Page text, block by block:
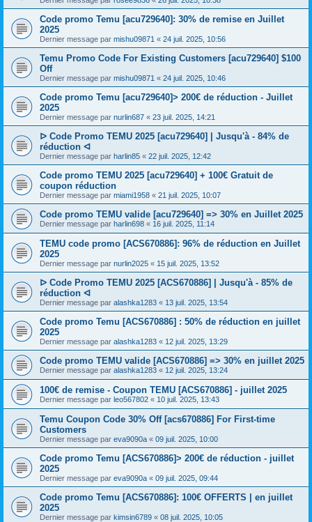
Code promo Temu [acu729640]: 30% de remise en Juillet
2025
Dernier message par mishu09871 « 24 juil. 2025, 10:56
Temu Promo Code For Existing Customers [acu729640] $100
Off
Dernier message par mishu09871 « 24 juil. 2025, 10:46
Code promo Temu [acu729640]> 200€ de réduction - Juillet
2025
Dernier message par nurlin687 « 23 juil. 2025, 14:21
ᐅ Code Promo TEMU 2025 [acu729640] | Jusqu'à - 84% de
réduction ᐊ
Dernier message par harlin85 « 22 juil. 2025, 12:42
Code promo TEMU 2025 [acu729640] + 100€ Gratuit de
coupon réduction
Dernier message par miami1958 « 21 juil. 2025, 10:07
Code promo TEMU valide [acu729640] => 30% en Juillet 2025
Dernier message par harlin698 « 16 juil. 2025, 11:14
TEMU code promo [ACS670886]: 96% de réduction en Juillet
2025
Dernier message par nurlin2025 « 15 juil. 2025, 13:52
ᐅ Code Promo TEMU 2025 [ACS670886] | Jusqu'à - 85% de
réduction ᐊ
Dernier message par alashka1283 « 13 juil. 2025, 13:54
Code promo Temu [ACS670886] : 50% de réduction en juillet
2025
Dernier message par alashka1283 « 12 juil. 2025, 13:29
Code promo TEMU valide [ACS670886] => 30% en juillet 2025
Dernier message par alashka1283 « 12 juil. 2025, 13:24
100€ de remise - Coupon TEMU [ACS670886] - juillet 2025
Dernier message par leo567802 « 10 juil. 2025, 13:43
Temu Coupon Code 30% Off [acs670886] For First-time
Customers
Dernier message par eva9090a « 09 juil. 2025, 10:00
Code promo Temu [ACS670886]> 200€ de réduction - juillet
2025
Dernier message par eva9090a « 09 juil. 2025, 09:44
Code promo Temu [ACS670886]: 100€ OFFERTS | en juillet
2025
Dernier message par kimsin6789 « 08 juil. 2025, 10:05